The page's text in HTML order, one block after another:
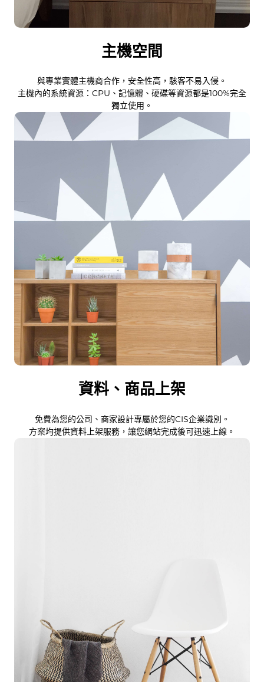
主機空間
與專業實體主機商合作，安全性高，駭客不易入侵。
主機內的系統資源：CPU、記憶體、硬碟等資源都是100%完全
獨立使用。
資料、商品上架
免費為您的公司、商家設計專屬於您的CIS企業識別。
方案均提供資料上架服務，讓您網站完成後可迅速上線。